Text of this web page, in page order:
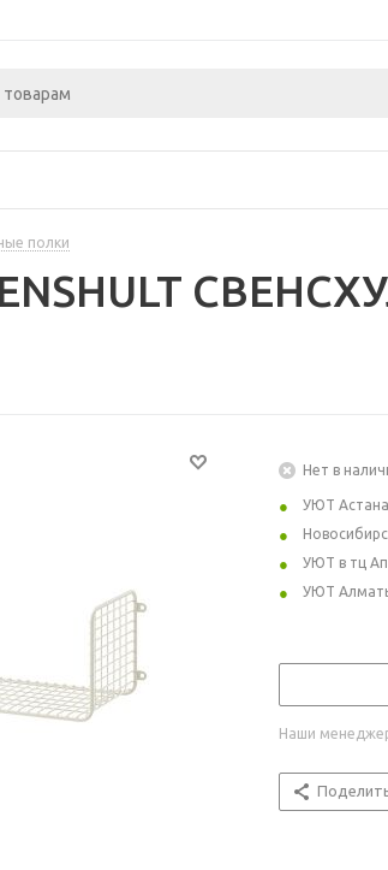
полки
Нет в
УЮТ Астана
УЮТ в тц
УЮТ
Наши